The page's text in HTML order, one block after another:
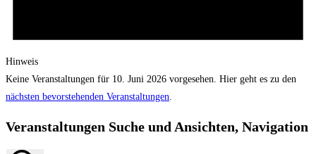
Hinweis
Keine Veranstaltungen für 10. Juni 2026 vorgesehen. Hier geht es zu den
nächsten bevorstehenden Veranstaltungen
Veranstaltungen Suche und Ansichten, Navigation